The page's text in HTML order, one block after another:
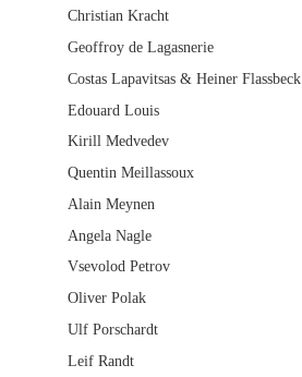
Christian Kracht
Geoffroy de Lagasnerie
Costas Lapavitsas & Heiner Flassbeck
Edouard Louis
Kirill Medvedev
Quentin Meillassoux
Alain Meynen
Angela Nagle
Vsevolod Petrov
Oliver Polak
Ulf Porschardt
Leif Randt